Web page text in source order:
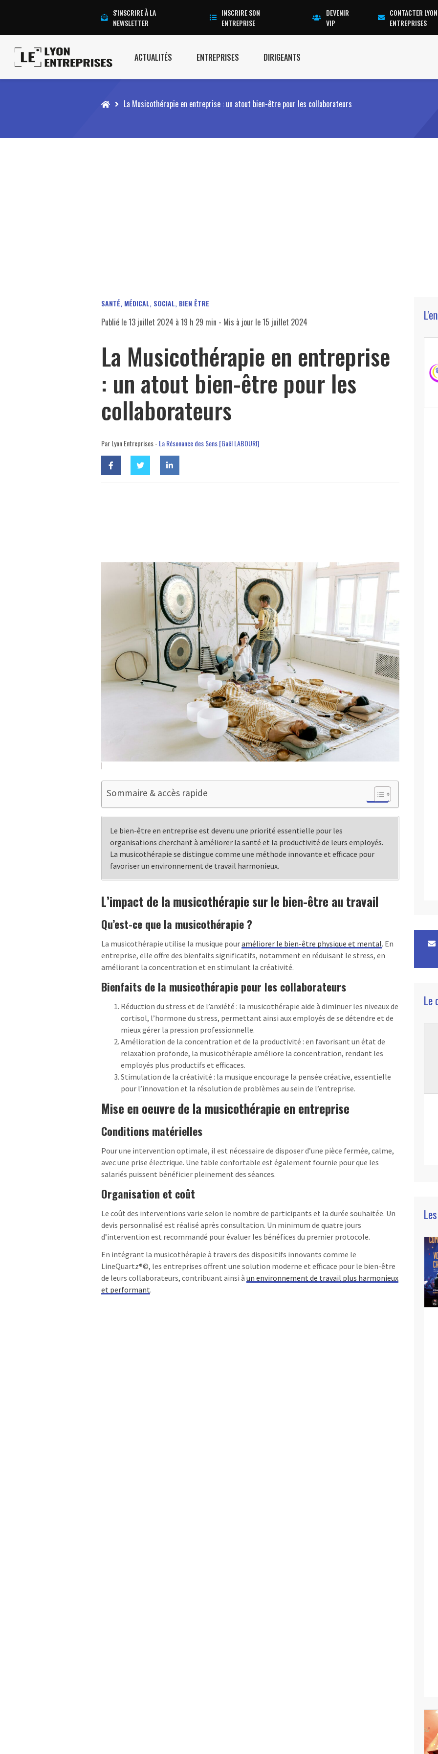
S'INSCRIRE À LA
NEWSLETTER
INSCRIRE SON
ENTREPRISE
DEVENIR
VIP
CONTACTER LYON
ENTREPRISES
ACTUALITÉS ENTREPRISES DIRIGEANTS
Accueil La Musicothérapie en entreprise : un atout bien-être pour les collaborateurs
SANTÉ, MÉDICAL, SOCIAL, BIEN ÊTRE
Publié le13 juillet 2024 à 19 h 29 min - Mis à jour le15 juillet 2024
La Musicothérapie en entreprise
: un atout bien-être pour les
collaborateurs
Par Lyon Entreprises - La Résonance des Sens [Gaël LABOURI]
Sommaire & accès rapide
Le bien-être en entreprise est devenu une priorité essentielle pour les
organisations cherchant à améliorer la santé et la productivité de leurs employés.
La musicothérapie se distingue comme une méthode innovante et efficace pour
favoriser un environnement de travail harmonieux.
L’impact de la musicothérapie sur le bien-être au travail
Qu’est-ce que la musicothérapie ?
La musicothérapie utilise la musique pouraméliorer le bien-être physique et mental. En
entreprise, elle offre des bienfaits significatifs, notamment en réduisant le stress, en
améliorant la concentration et en stimulant la créativité.
Bienfaits de la musicothérapie pour les collaborateurs
Réduction du stress et de l’anxiété : la musicothérapie aide à diminuer les niveaux de
cortisol, l’hormone du stress, permettant ainsi aux employés de se détendre et de
mieux gérer la pression professionnelle.
Amélioration de la concentration et de la productivité : en favorisant un état de
relaxation profonde, la musicothérapie améliore la concentration, rendant les
employés plus productifs et efficaces.
Stimulation de la créativité : la musique encourage la pensée créative, essentielle
pour l’innovation et la résolution de problèmes au sein de l’entreprise.
Mise en oeuvre de la musicothérapie en entreprise
Conditions matérielles
Pour une intervention optimale, il est nécessaire de disposer d’une pièce fermée, calme,
avec une prise électrique. Une table confortable est également fournie pour que les
salariés puissent bénéficier pleinement des séances.
Organisation et coût
Le coût des interventions varie selon le nombre de participants et la durée souhaitée. Un
devis personnalisé est réalisé après consultation. Un minimum de quatre jours
d’intervention est recommandé pour évaluer les bénéfices du premier protocole.
En intégrant la musicothérapie à travers des dispositifs innovants comme le
LineQuartz®©, les entreprises offrent une solution moderne et efficace pour le bien-être
de leurs collaborateurs, contribuant ainsi à un environnement de travail plus harmonieux
et performant.
Le